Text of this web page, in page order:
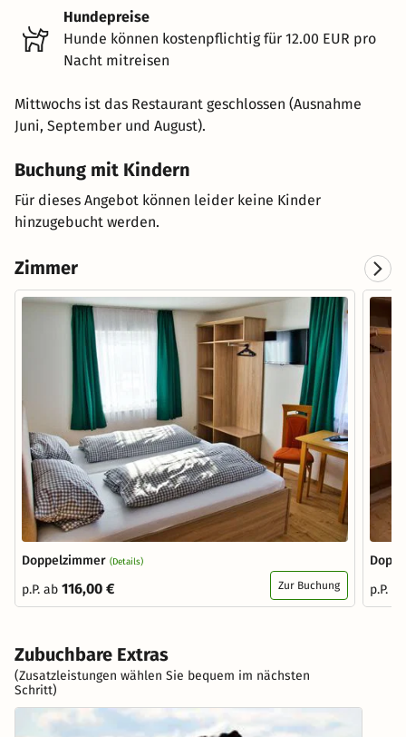
Hundepreise
Hunde können kostenpflichtig für 12.00 EUR pro
Nacht mitreisen
Mittwochs ist das Restaurant geschlossen (Ausnahme
Juni, September und August).
Buchung mit Kindern
Für dieses Angebot können leider keine Kinder
hinzugebucht werden.
Zimmer
Doppelzimmer (Details)
p.P. ab 116,00 € Zur Buchung
p.P.
Zubuchbare Extras
(Zusatzleistungen wählen Sie bequem im nächsten
Schritt)